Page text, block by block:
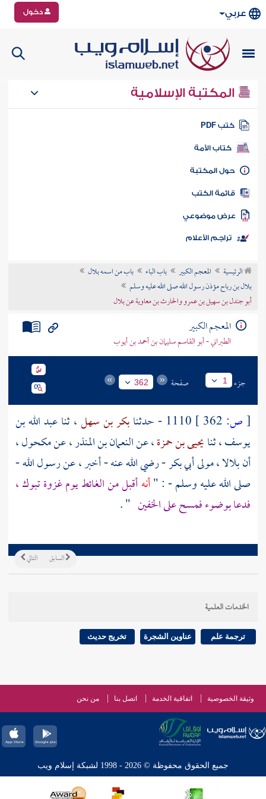
عربي دخول
المكتبة الإسلامية
كتب PDF
كتاب الأمة
المكتبة
الكتب
موضوعي
تراجم الأعلام
الرئيسية المعجم الكبير باب الباء
باب من اسمه بلال
بلال بن رباح مؤذن رسول الله صلى الله عليه وسلم
أبو جندل بن سهيل بن عمرو والحارث بن معاوية عن بلال
المعجم الكبير
الطبراني - أبو القاسم سليمان بن أحمد بن أيوب
جزء 1 صفحة 362
[ص: 1110 - حدثنا بكر بن سهل، ثناعبد الله بن
يوسف، ثنايحيى بن حمزة، عنالنعمان بن المنذر، عنمكحول،
أنبلالا، مولىأبي بكر- رضي الله عنه - أخبر ، عن رسول الله -
صلى الله عليه وسلم - : "أنهأقبل من الغائط يوم غزوةتبوك،
فدعا بوضوء فمسح على الخفين " .
التالي السابق
الخدمات العلمية
ترجمة علم عناوين الشجرة تخريج حديث
وثيقة الخصوصية اتفاقية الخدمة اتصل بنا من نحن
جميع الحقوق محفوظة © 2026 - 1998 لشبكة إسلام ويب